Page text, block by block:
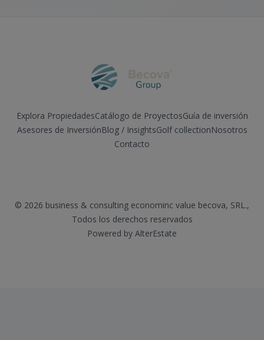
Explora PropiedadesCatálogo de ProyectosGuía de inversión
Asesores de InversiónBlog / InsightsGolf collectionNosotros
Contacto
© 2026 business & consulting econominc value becova, SRL.,
Todos los derechos reservados
Powered by AlterEstate